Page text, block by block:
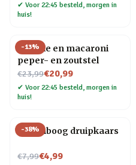
✔ Voor 22:45 besteld, morgen in
huis!
-13%
Farfalle en macaroni
peper- en zoutstel
€23,99
Nu voor€20,99
✔ Voor 22:45 besteld, morgen in
huis!
-38%
Regenboog druipkaars
€7,99
Nu voor€4,99